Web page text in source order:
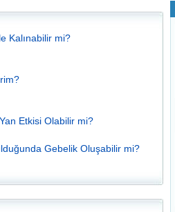
Kalınabilir mi?
Etkisi Olabilir mi?
Gebelik Oluşabilir mi?